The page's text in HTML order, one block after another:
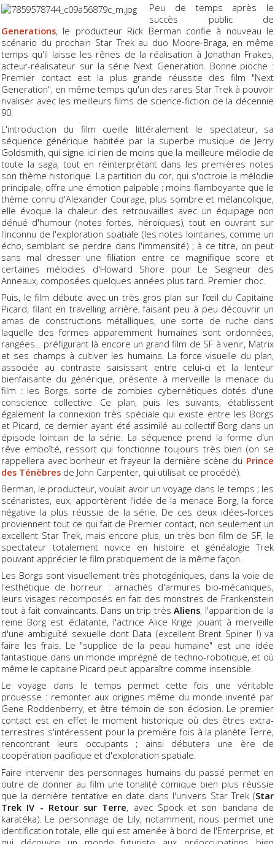
Peu de temps après le
succès public de
Generations, le producteur Rick Berman confie à nouveau le
scénario du prochain Star Trek au duo Moore-Braga, en même
temps qu'il laisse les rênes de la réalisation à Jonathan Frakes,
acteur-réalisateur sur la série Next Generation. Bonne pioche :
Premier contact est la plus grande réussite des film "Next
Generation", en même temps qu'un des rares Star Trek à pouvoir
rivaliser avec les meilleurs films de science-fiction de la décennie
90.
L'introduction du film cueille littéralement le spectateur, sa
séquence générique habitée par la superbe musique de Jerry
Goldsmith, qui signe ici rien de moins que la meilleure mélodie de
toute la saga, tout en réinterprétant dans les premières notes
son thème historique. La partition du cor, qui s'octroie la mélodie
principale, offre une émotion palpable ; moins flamboyante que le
thème connu d'Alexander Courage, plus sombre et mélancolique,
elle évoque la chaleur des retrouvailles avec un équipage non
dénué d'humour (notes fortes, héroïques), tout en ouvrant sur
l'inconnu de l'exploration spatiale (les notes lointaines, comme un
écho, semblant se perdre dans l'immensité) ; à ce titre, on peut
sans mal dresser une filiation entre ce magnifique score et
certaines mélodies d'Howard Shore pour Le Seigneur des
Anneaux, composées quelques années plus tard. Premier choc.
Puis, le film débute avec un très gros plan sur l’œil du Capitaine
Picard, filant en travelling arrière, faisant peu à peu découvrir un
amas de constructions métalliques, une sorte de ruche dans
laquelle des formes apparemment humaines sont ordonnées,
rangées... préfigurant là encore un grand film de SF à venir, Matrix
et ses champs à cultiver les humains. La force visuelle du plan,
associée au contraste saisissant entre celui-ci et la lenteur
bienfaisante du générique, présente à merveille la menace du
film : les Borgs, sorte de zombies cybernétiques dotés d'une
conscience collective. Ce plan, puis les suivants, établissent
également la connexion très spéciale qui existe entre les Borgs
et Picard, ce dernier ayant été assimilé au collectif Borg dans un
épisode lointain de la série. La séquence prend la forme d'un
rêve emboîté, ressort qui fonctionne toujours très bien (on se
rappellera avec bonheur et frayeur la dernière scène du Prince
des Ténèbres de John Carpenter, qui utilisait ce procédé).
Berman, le producteur, voulait avoir un voyage dans le temps ; les
scénaristes, eux, apportèrent l'idée de la menace Borg, la force
négative la plus réussie de la série. De ces deux idées-forces
proviennent tout ce qui fait de Premier contact, non seulement un
excellent Star Trek, mais encore plus, un très bon film de SF, le
spectateur totalement novice en histoire et généalogie Trek
pouvant apprécier le film pratiquement de la même façon.
Les Borgs sont visuellement très photogéniques, dans la voie de
l'esthétique de horreur : arnachés d'armures bio-mécaniques,
leurs visages recomposés en fait des monstres de Frankenstein
tout à fait convaincants. Dans un trip trèsAliens, l'apparition de la
reine Borg est éclatante, l'actrice Alice Krige jouant à merveille
d'une ambiguïté sexuelle dont Data (excellent Brent Spiner !) va
faire les frais. Le "supplice de la peau humaine" est une idée
fantastique dans un monde imprégné de techno-robotique, et où
même le capitaine Picard peut apparaître comme insensible.
Le voyage dans le temps permet cette fois une véritable
prouesse : remonter aux origines même du monde inventé par
Gene Roddenberry, et être témoin de son éclosion. Le premier
contact est en effet le moment historique où des êtres extra-
terrestres s'intéressent pour la première fois à la planète Terre,
rencontrant leurs occupants ; ainsi débutera une ère de
coopération pacifique et d'exploration spatiale.
Faire intervenir des personnages humains du passé permet en
outre de donner au film une tonalité comique bien plus réussie
que la dernière tentative en date dans l'univers Star Trek (Star
Trek IV - Retour sur Terre, avec Spock et son bandana de
karatéka). Le personnage de Lily, notamment, nous permet une
identification totale, elle qui est amenée à bord de l'Enterprise, et